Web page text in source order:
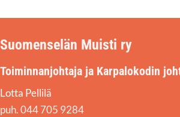
Suomenselän Muisti ry
Toiminnanjohtaja ja Karpalokodin
Lotta Pellilä
puh. 044 705 9284